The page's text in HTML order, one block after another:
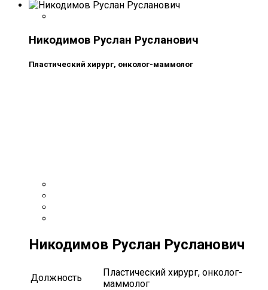
Никодимов Руслан Русланович
Пластический хирург, онколог-маммолог
Никодимов Руслан Русланович
Должность
Пластический хирург, онколог-
маммолог